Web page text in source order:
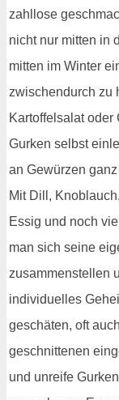
zahllose
nicht nur mitten in
mitten im Winter
zwischendurch zu
Kartoffelsalat oder
Gurken selbst
an Gewürzen
Mit Dill,
Essig und noch
man sich seine
zusammenstellen
individuelles
geschäten, oft
geschnittenen
und unreife